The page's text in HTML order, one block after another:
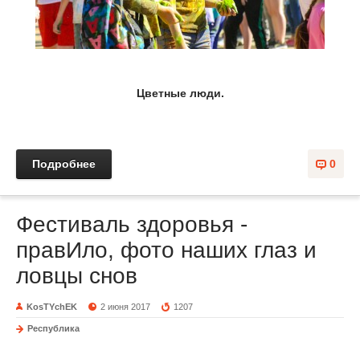
Цветные люди.
0
Подробнее
Фестиваль здоровья -
правИло, фото наших глаз и
ловцы снов
KosTYchEK 2 июня 2017 1207
Республика